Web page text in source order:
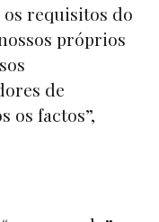
requisitos do
próprios
de
os factos”,